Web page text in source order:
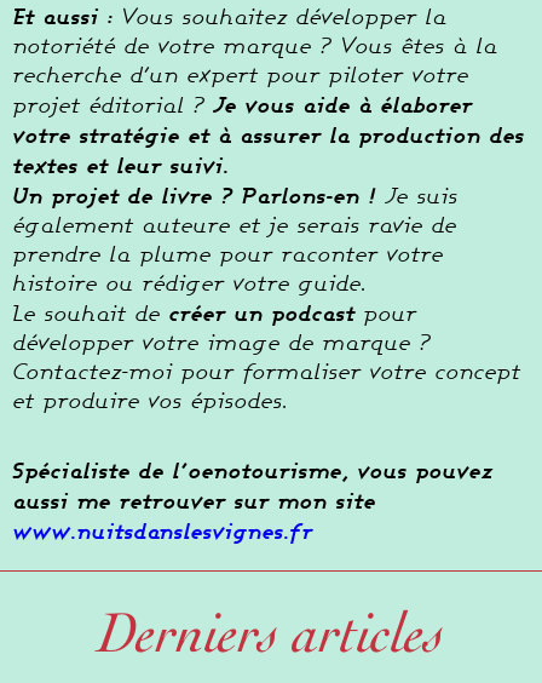
Et aussi : Vous souhaitez développer la
notoriété de votre marque ? Vous êtes à la
recherche d’un expert pour piloter votre
projet éditorial ? Je vous aide à élaborer
votre stratégie et à assurer la production des
textes et leur suivi.
Un projet de livre ? Parlons-en ! Je suis
également auteure et je serais ravie de
prendre la plume pour raconter votre
histoire ou rédiger votre guide.
Le souhait de créer un podcastpour
développer votre image de marque ?
Contactez-moi pour formaliser votre concept
et produire vos épisodes.
Spécialiste de l’oenotourisme, vous pouvez
aussi me retrouver sur mon site
www.nuitsdanslesvignes.fr
Derniers articles